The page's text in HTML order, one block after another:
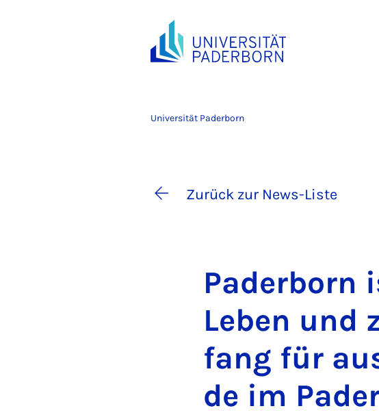
Universität Paderborn
Zurück zur News-Liste
Pa­der­born
Le­ben und
fang für
de im